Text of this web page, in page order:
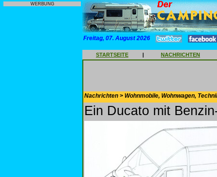
WERBUNG
Freitag, 07. August 2026
STARTSEITE | NACHRICHTEN
Nachrichten > Wohnmobile, Wohnwagen,
Ein Ducato mit